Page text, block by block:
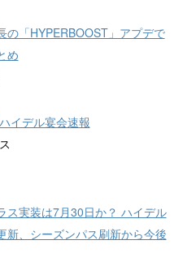
の「HYPERBOOST」アプデで
め
イデル宴会速報
ス実装は7月30日か？ ハイデル
新、シーズンパス刷新から今後